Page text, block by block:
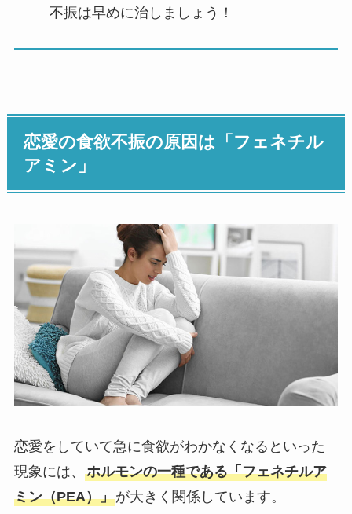
不振は早めに治しましょう！
恋愛の食欲不振の原因は「フェネチル
アミン」
恋愛をしていて急に食欲がわかなくなるといった
現象には、 ホルモンの一種である「フェネチルア
ミン（PEA）」が大きく関係しています。